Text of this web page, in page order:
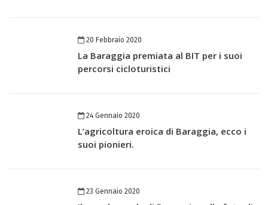
20 Febbraio 2020
La Baraggia premiata al BIT per i suoi
percorsi cicloturistici
24 Gennaio 2020
L’agricoltura eroica di Baraggia, ecco i
suoi pionieri.
23 Gennaio 2020